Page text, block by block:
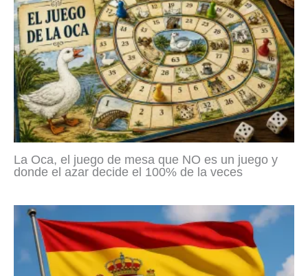
La Oca, el juego de mesa que NO es un juego y
donde el azar decide el 100% de la veces